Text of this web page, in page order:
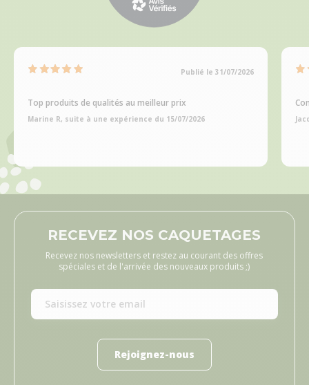
Publié le 31/07/2026
Top produits de qualités au meilleur prix
Marine R, suite à une expérience du 15/07/2026
RECEVEZ NOS CAQUETAGES
Recevez nos newsletters et restez au courant des offres
spéciales et de l'arrivée des nouveaux produits ;)
Rejoignez-nous